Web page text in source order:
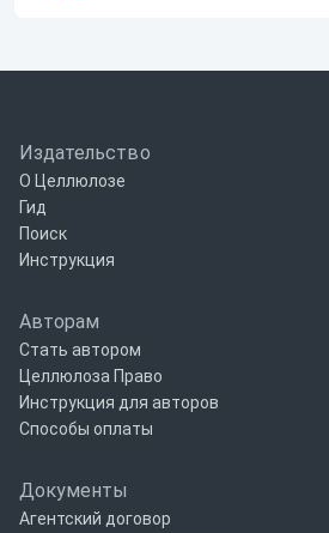
Издательство
О Целлюлозе
Гид
Поиск
Инструкция
Авторам
Стать автором
Целлюлоза Право
Инструкция для авторов
Способы оплаты
Документы
Агентский договор